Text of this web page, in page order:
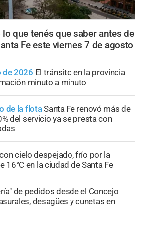
lo que tenés que saber antes de
Fe este viernes 7 de agosto
de 2026 El tránsito en la provincia
minuto a minuto
de la flotaSanta Fe renovó más de
del servicio ya se presta con
cielo despejado, frío por la
16°C en la ciudad de Santa Fe
de pedidos desde el Concejo
desagües y cunetas en